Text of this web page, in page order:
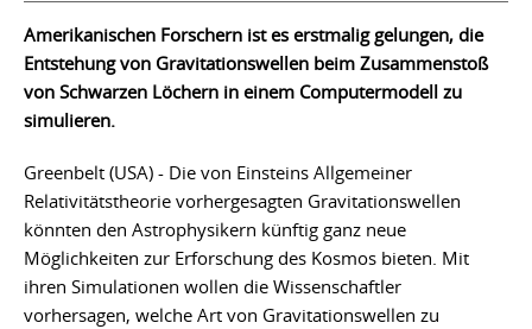
Amerikanischen Forschern ist es erstmalig gelungen, die
Entstehung von Gravitationswellen beim Zusammenstoß
von Schwarzen Löchern in einem Computermodell zu
simulieren.
Greenbelt (USA) - Die von Einsteins Allgemeiner
Relativitätstheorie vorhergesagten Gravitationswellen
könnten den Astrophysikern künftig ganz neue
Möglichkeiten zur Erforschung des Kosmos bieten. Mit
ihren Simulationen wollen die Wissenschaftler
vorhersagen, welche Art von Gravitationswellen zu